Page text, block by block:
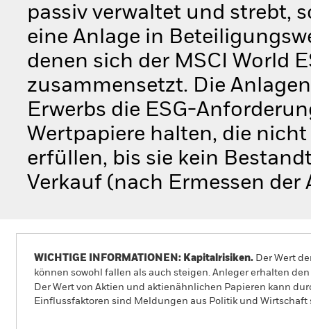
passiv verwaltet und strebt,
eine Anlage in
denen sich der MSCI World
zusammensetzt. Die
Erwerbs die ESG-
Wertpapiere halten, die
erfüllen, bis sie kein
Verkauf (nach Ermessen
WICHTIGE INFORMATIONEN: Kapitalrisiken. Der Wert
können sowohl fallen als auch steigen. Anleger erhalten
Der Wert von Aktien und aktienähnlichen Papieren kann
Einflussfaktoren sind Meldungen aus Politik und